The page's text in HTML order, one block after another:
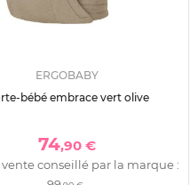
ERGOBABY
bébé embrace vert olive
74,90 €
vente conseillé par la marque :